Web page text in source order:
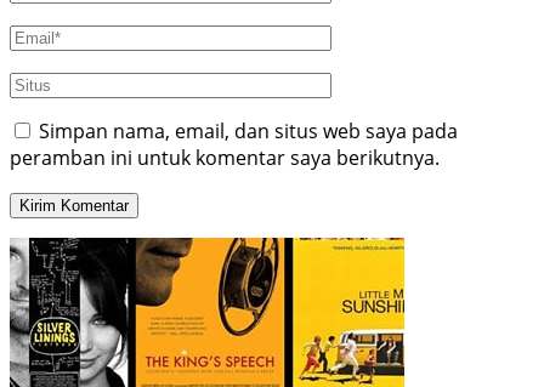
Simpan nama, email, dan situs web saya pada
peramban ini untuk komentar saya berikutnya.